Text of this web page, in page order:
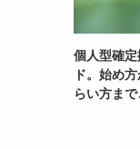
個人型確
ド。始め
らい方ま